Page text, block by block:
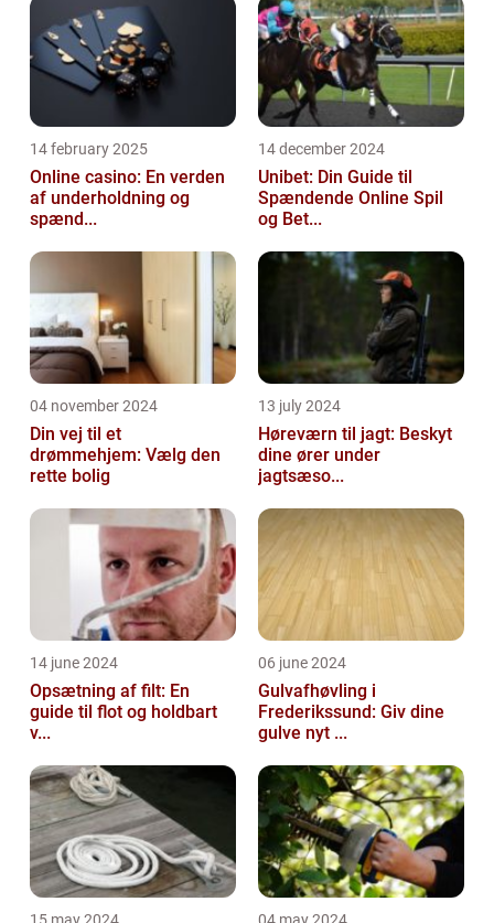
14 february 2025
Online casino: En verden
af underholdning og
spænd...
14 december 2024
Unibet: Din Guide til
Spændende Online Spil
og Bet...
04 november 2024
Din vej til et
drømmehjem: Vælg den
rette bolig
13 july 2024
Høreværn til jagt: Beskyt
dine ører under
jagtsæso...
14 june 2024
Opsætning af filt: En
guide til flot og holdbart
v...
06 june 2024
Gulvafhøvling i
Frederikssund: Giv dine
gulve nyt ...